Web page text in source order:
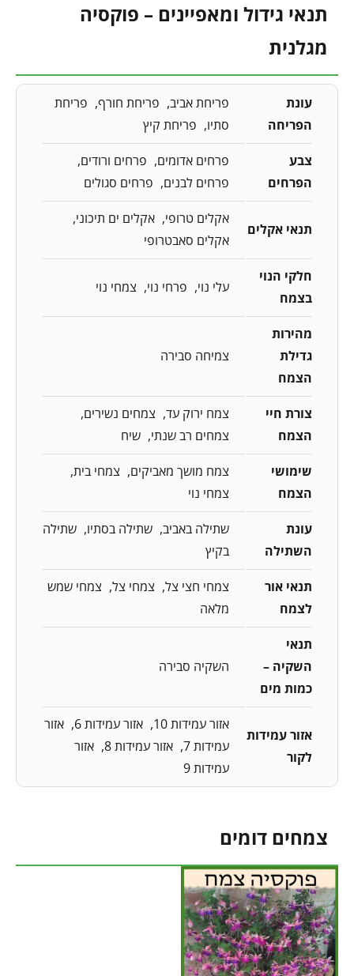
תנאי גידול ומאפיינים – פוקסיה
מגלנית
עונת
הפריחה
פריחת אביב פריחת חורף
פריחת
סתיו
פריחת קיץ
צבע
הפרחים
פרחים אדומים
פרחים ורודים
פרחים לבנים
פרחים סגולים
תנאי אקלים
אקלים טרופי
אקלים ים תיכוני
אקלים סאבטרופי
חלקי הנוי
בצמח
עלי נוי פרחי נוי צמחי נוי
מהירות
גדילת
הצמח
צמיחה סבירה
צורת חיי
הצמח
צמח ירוק עד
צמחים נשירים
צמחים רב שנתי
שיח
שימושי
הצמח
צמח מושך מאביקים
צמחי בית
צמחי נוי
עונת
השתילה
שתילה באביב שתילה בסתיו
שתילה
בקיץ
תנאי אור
לצמח
צמחי חצי צל צמחי צל
צמחי שמש
מלאה
תנאי
השקיה –
כמות מים
השקיה סבירה
אזור עמידות
לקור
אזור עמידות 10 אזור עמידות 6
אזור
עמידות 7
אזור עמידות 8
אזור
עמידות 9
צמחים דומים